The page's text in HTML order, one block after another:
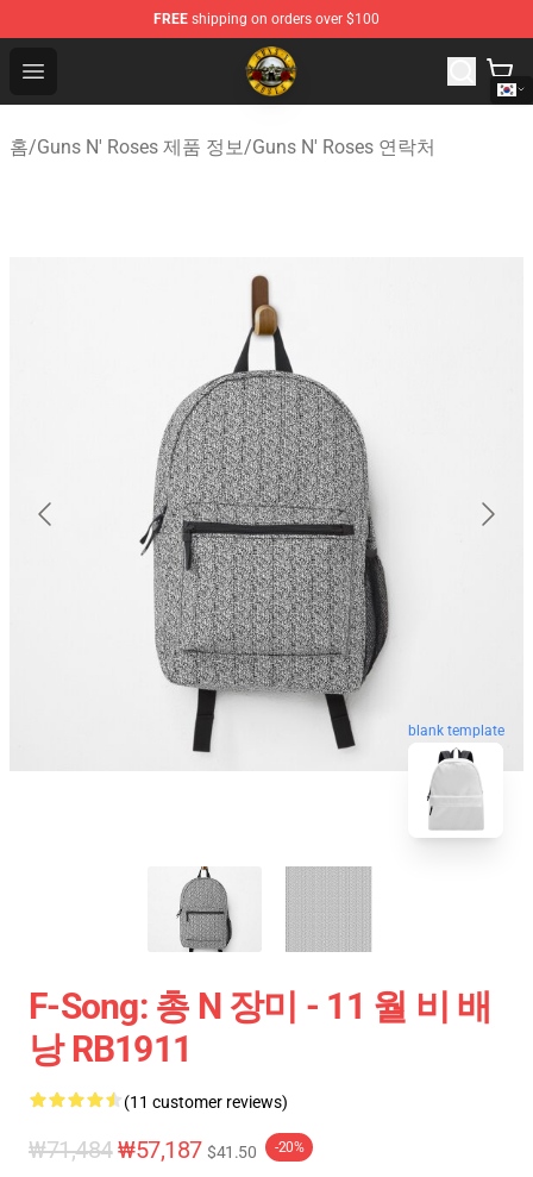
FREE shipping on orders over $100
Open menu
Guns N' Roses Store - Official Guns N' Roses
홈/Guns N' Roses 제품 정보/Guns N' Roses 연락처
blank template
F-Song: 총 N 장미 - 11 월 비 배
낭 RB1911
(11 customer reviews)
₩71,484₩57,187 $41.50 -20%